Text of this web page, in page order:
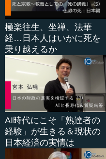
極楽往生、坐禅、法華
経…日本人はいかに死を
乗り越えるか
AI時代にこそ「熟達者の
経験」が生きる＆現状の
日本経済の実情は